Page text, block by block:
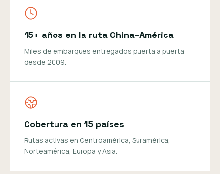
15+ años en la ruta China–América
Miles de embarques entregados puerta a puerta
desde 2009.
Cobertura en 15 países
Rutas activas en Centroamérica, Suramérica,
Norteamérica, Europa y Asia.